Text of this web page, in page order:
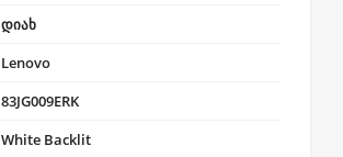
დიახ
Lenovo
83JG009ERK
White Backlit